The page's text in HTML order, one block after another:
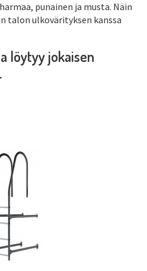
punainen ja musta. Näin
talon ulkovärityksen kanssa
löytyy jokaisen